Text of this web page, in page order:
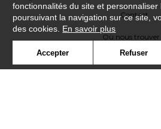
Contact
Où nous trouver
fonctionnalités du site et personnaliser
poursuivant la navigation sur ce site,
des cookies. En savoir plus
Accepter Refuser